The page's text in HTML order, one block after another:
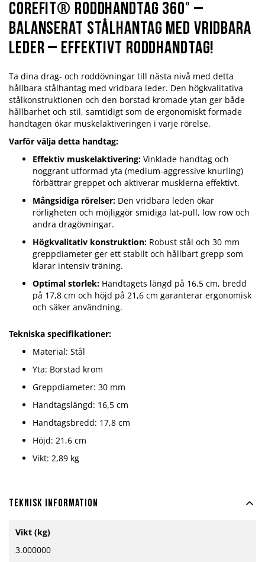
Corefit® Roddhandtag 360° –
Balanserat stålhantag med vridbara
leder – Effektivt roddhandtag!
Ta dina drag- och roddövningar till nästa nivå med detta
hållbara stålhantag med vridbara leder. Den högkvalitativa
stålkonstruktionen och den borstad kromade ytan ger både
hållbarhet och stil, samtidigt som de ergonomiskt formade
handtagen ökar muskelaktiveringen i varje rörelse.
Varför välja detta handtag:
Effektiv muskelaktivering: Vinklade handtag och
noggrant utformad yta (medium-aggressive knurling)
förbättrar greppet och aktiverar musklerna effektivt.
Mångsidiga rörelser: Den vridbara leden ökar
rörligheten och möjliggör smidiga lat-pull, low row och
andra dragövningar.
Högkvalitativ konstruktion: Robust stål och 30 mm
greppdiameter ger ett stabilt och hållbart grepp som
klarar intensiv träning.
Optimal storlek: Handtagets längd på 16,5 cm, bredd
på 17,8 cm och höjd på 21,6 cm garanterar ergonomisk
och säker användning.
Tekniska specifikationer:
Material: Stål
Yta: Borstad krom
Greppdiameter: 30 mm
Handtagslängd: 16,5 cm
Handtagsbredd: 17,8 cm
Höjd: 21,6 cm
Vikt: 2,89 kg
Teknisk information
information
Vikt (kg)
3.000000